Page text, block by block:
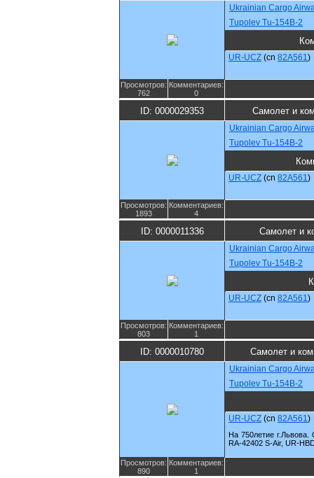
Ukrainian Cargo
Tupolev Tu-154B-2
UR-UCZ (cn 82A561)
Просмотров:
762
Комментариев:
0
ID: 0000029353 Самолет и
Ukrainian Cargo
Tupolev Tu-154B-2
UR-UCZ (cn 82A561)
Просмотров:
1893
Комментариев:
4
ID: 0000011336 Самолет и
Ukrainian Cargo
Tupolev Tu-154B-2
UR-UCZ (cn 82A561)
Просмотров:
803
Комментариев:
1
ID: 0000010780 Самолет и
Ukrainian Cargo
Tupolev Tu-154B-2
UR-UCZ (cn 82A561)
На 750летие г.Львова.
RA-42402 S-Air, UR-
Просмотров:
890
Комментариев:
1